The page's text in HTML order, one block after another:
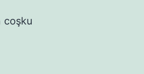
coşku